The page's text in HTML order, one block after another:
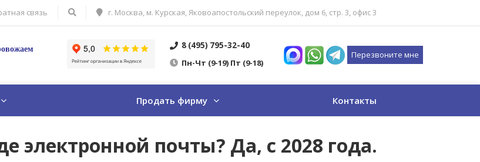
связь г. Москва, м. Курская, Яковоапостольский переулок, дом 6, стр. 3, офис 3
8 (495) 795-32-40
Пн-Чт (9-19) Пт (9-18)
Перезвоните мне
Продать фирму Контакты
электронной почты? Да, с 2028 года.